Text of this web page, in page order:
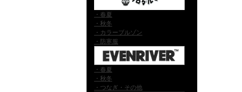
・春夏
・秋冬
・カラーブルゾン
・防寒服
・春夏
・秋冬
・つなぎ・その他